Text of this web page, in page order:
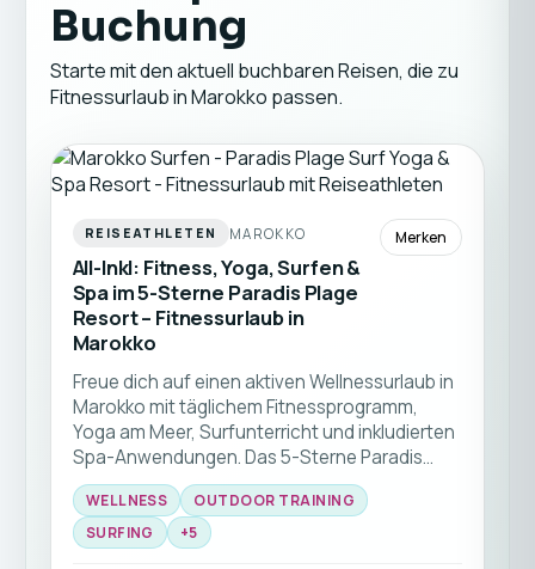
Buchung
Starte mit den aktuell buchbaren Reisen, die zu
Fitnessurlaub in Marokko passen.
REISEATHLETEN MAROKKO
All-Inkl: Fitness, Yoga, Surfen &
Spa im 5-Sterne Paradis Plage
Resort – Fitnessurlaub in
Marokko
Merken
Freue dich auf einen aktiven Wellnessurlaub in
Marokko mit täglichem Fitnessprogramm,
Yoga am Meer, Surfunterricht und inkludierten
Spa-Anwendungen. Das 5-Sterne Paradis
Plage Resort bietet die perfekte Umgebung,
um neue Energie zu tanken, deine Fitness zu
verbessern und gleichzeitig die entspannte
WELLNESS
OUTDOOR TRAINING
SURFING
+5